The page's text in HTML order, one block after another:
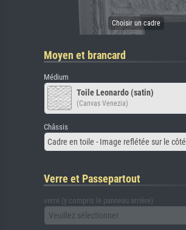
Moyen et brancard
Médium
Toile Leonardo (satin)
(Canvas Venezia)
Châssis
Cadre en toile - Image reflétée sur le côté
Verre et Passepartout
verre (y compris le panneau arrière)
Veuillez sélectionner